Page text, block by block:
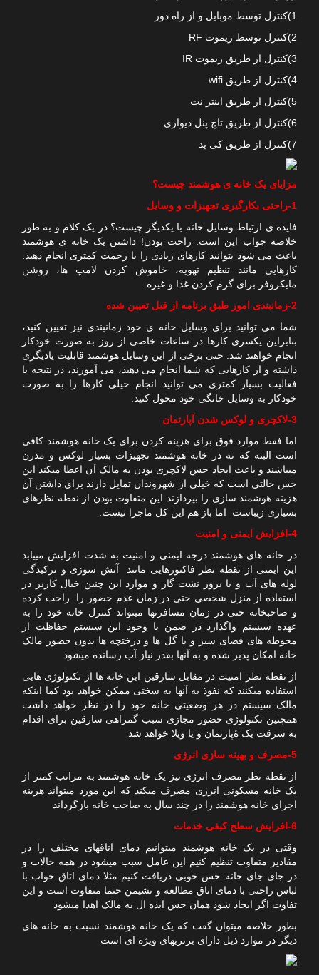
1)کنترل توسط موبایل و از راه دور
2)کنترل توسط ریموت RF
3)کنترل از طریق ریموت IR
4)کنترل از طریق wifi
5)کنترل از طریق اینتر نت
6)کنترل از طریق تاچ پنل دیواری
7)کنترل از طریق کی پد
مزایای یک خانه ی هوشمند چیست؟
1-راحتی بکارگیری تجهیزات و وسایل
فایده ی ارتباط وسایل خانه با یکدیگر چیست؟ در یک کلام و به طور
خلاصه جواب این است: راحت بودن! داشتن یک خانه ی هوشمند
باعث می شود بتوانید کارهای زیادی را با زحمت کمتری انجام دهید.
کارهایی مانند تنظیم تهویه، خاموش کردن لامپ ها، روشن
مایکروفر برای گرم کردن غذا و غیره.
2-زمانبندی امور طبق برنامه از قبل تعیین شده
شما می توانید برای وسایل خانه ی خود زمانبندی نیز تعیین کنید،
بنابراین یکسری کارها در ساعات خاصی از روز به صورت خودکار
انجام خواهند شد. حتی برخی از این وسایل هوشمند قابلیت یادیگری
داشته و از کارهایی که شما انجام می دهید، می آموزند، در نتیجه با
فعالیت بسیار کمتری می توانید انجام خیلی کارها را به صورت
خودکار به وسایل خانگی خود محول کنید.
3-لاکچری و لوکس شدن آپارتمان
اما فقط موارد فوق برای هزینه کردن برای یک خانه هوشمند کافی
است البته که نه در خانه هوشمند تجهیزات بسیار لوکس و مدرن
میباشند و باعث ایجاد حس لاکچری بودن به مالک آن اعطا میکند این
حس حالتی است که خیلی از شهروندان تمایل دارند برای داشتن آن
هزینه هوشمند سازی را بپردازند این متفاوت بودن از نقطه نظرهای
بسیاری زیباست اما باز هم این کل ماجرا نیست.
4-افزایش ایمنی و امنیت
در خانه های هوشمند درجه ایمنی و امنیت به شدت افزایش مییابد
این ایمنی از نقطه نظر فاکتورهایی مانند آتش سوزی و ترکیدگی
لوله های آب و یا بروز نشت گاز و موارد این چنین خیال کاربر در
استفاده از منزل شخصی حتی در زمان عدم حضور را راحت کرده
و صاحبخانه حتی در زمان مسافرتها میتواند کنترل خانه خود را به
عهده سیستم واگذارد در ضمن با وجود این سیستم حفاظت از
محوطه های فضای سبز و یا گل ها و درختچه ها بدون حضور مالک
خانه امکان پذیر شده و به آنها بقدر نیاز آب رسانده میشود
از نقطه نظر امنیت در مقابل سارقین این خانه ها از تکنولوژی هایی
استفاده میکنند که نفوذ به آنها به سختی ممکن خواهد بود کما ابنکه
مالک سیستم در هر وضعیتی خانه خود را در نظر خواهد داشت
همچنین تکنولوژی حضور مجازی سبب گمراهی سارقین برای اقدام
به سرقت یک ۀپارتمان و یا ویلا خواهد شد
5-مصرف و بهینه سازی انرژی
از نقطه نظر مصرف انرژی نیز یک خانه هوشمند به مراتب کمتر از
یک خانه مسکونی انرژی مصرف میکند که این مورد میتواند هزینه
اجرای خانه هوشمند را در چند سال به صاحب خانه بازگرداند
6-افرایش سطح کبفی خدمات
وقتی در یک خانه هوشمند میتوانیم دمای اتاقهای مختلف را در
مقادیر متفاوت تنظیم کنیم این عامل سبب میشود در همه حالات و
در جای جای خانه حس خوبی دریافت کنیم مثلا دمای اتاق خواب با
لباس راحتی با دمای اتاق مطالعه و نشیمن حتما متفاوت است و این
تفاوت اگر ایجاد شود همان حس ایده ال به مالک اهدا میشود
بطور خلاصه میتوان گفت که یک خانه هوشمند نسبت به خانه های
دیگر در موارد ذیل دارای برتریهای ویژه ای است